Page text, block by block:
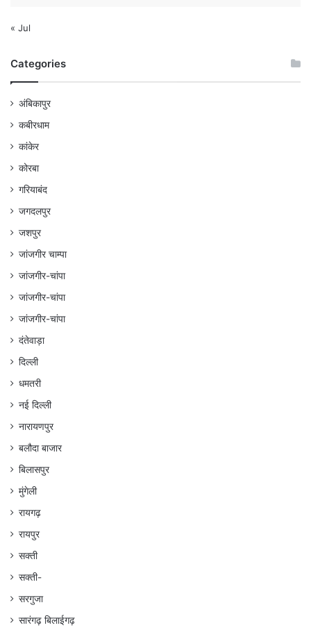
« Jul
Categories
अंबिकापुर
कबीरधाम
कांकेर
कोरबा
गरियाबंद
जगदलपुर
जशपुर
जांजगीर चाम्पा
जांजगीर-चांपा
जांजगीर-चांपा
जांजगीर-चांपा
दंतेवाड़ा
दिल्ली
धमतरी
नई दिल्ली
नारायणपुर
बलौदा बाजार
बिलासपुर
मुंगेली
रायगढ़
रायपुर
सक्ती
सक्ती-
सरगुजा
सारंगढ़ बिलाईगढ़